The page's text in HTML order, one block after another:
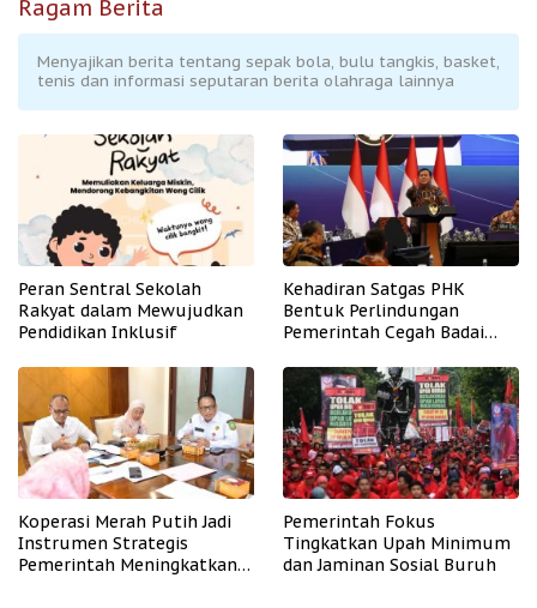
Ragam Berita
Menyajikan berita tentang sepak bola, bulu tangkis, basket,
tenis dan informasi seputaran berita olahraga lainnya
Peran Sentral Sekolah
Rakyat dalam Mewujudkan
Pendidikan Inklusif
Kehadiran Satgas PHK
Bentuk Perlindungan
Pemerintah Cegah Badai
Koperasi Merah Putih Jadi
Instrumen Strategis
Pemerintah Meningkatkan
Pemerintah Fokus
Tingkatkan Upah Minimum
dan Jaminan Sosial Buruh